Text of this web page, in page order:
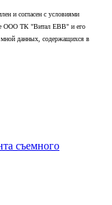
и согласен с условиями
ООО ТК "Витал ЕВВ" и его
мной данных, содержащихся в